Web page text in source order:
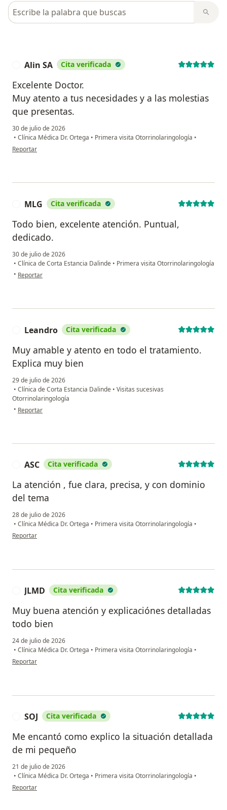
Busca en opiniones
Alin SA Cita verificada
Excelente Doctor.
Muy atento a tus necesidades y a las molestias
que presentas.
30 de julio de 2026
• Clínica Médica Dr. Ortega • Primera visita Otorrinolaringología •
en opinión del usuario Alin SA
Reportar
MLG Cita verificada
Todo bien, excelente atención. Puntual,
dedicado.
30 de julio de 2026
• Clínica de Corta Estancia Dalinde • Primera visita Otorrinolaringología
• en opinión del usuario MLG
Reportar
Leandro Cita verificada
Muy amable y atento en todo el tratamiento.
Explica muy bien
29 de julio de 2026
• Clínica de Corta Estancia Dalinde • Visitas sucesivas
Otorrinolaringología
• en opinión del usuario Leandro
Reportar
ASC Cita verificada
La atención , fue clara, precisa, y con dominio
del tema
28 de julio de 2026
• Clínica Médica Dr. Ortega • Primera visita Otorrinolaringología •
en opinión del usuario ASC
Reportar
JLMD Cita verificada
Muy buena atención y explicaciónes detalladas
todo bien
24 de julio de 2026
• Clínica Médica Dr. Ortega • Primera visita Otorrinolaringología •
en opinión del usuario JLMD
Reportar
SOJ Cita verificada
Me encantó como explico la situación detallada
de mi pequeño
21 de julio de 2026
• Clínica Médica Dr. Ortega • Primera visita Otorrinolaringología •
en opinión del usuario SOJ
Reportar